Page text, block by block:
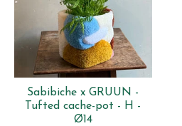
Sabibiche x GRUUN -
Tufted cache-pot - H -
Ø14